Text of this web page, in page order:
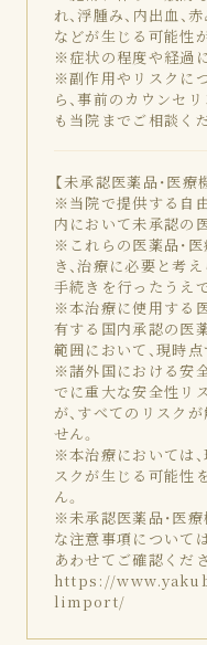
れ、浮腫み、内出血、
などが生じる可能性
※症状の程度や経過
※副作用やリスクに
ら、事前のカウンセ
も当院までご相談く
【未承認医薬品・医
※当院で提供する自
内において未承認の
※これらの医薬品・
き、治療に必要と考
手続きを行ったうえ
※本治療に使用する
有する国内承認の医
範囲において、現時
※諸外国における安
でに重大な安全性リ
が、すべてのリスク
せん。
※本治療においては
スクが生じる可能性
ん。
※未承認医薬品・医
な注意事項について
あわせてご確認くださ
https://
limport/